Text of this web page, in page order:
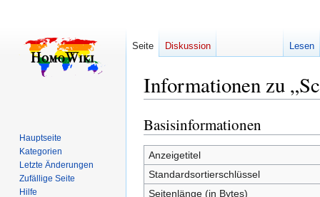
Informationen zu
Zur
Navigation
springen
Zur
Suche
springen
Basisinformationen
Anzeigetitel
Standardsortierschlüssel
Seitenlänge (in Bytes)
Seite Diskussion Lesen
Hauptseite
Kategorien
Letzte Änderungen
Zufällige Seite
Hilfe